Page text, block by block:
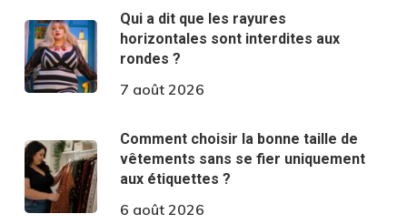
Qui a dit que les rayures
horizontales sont interdites aux
rondes ?
7 août 2026
Comment choisir la bonne taille de
vêtements sans se fier uniquement
aux étiquettes ?
6 août 2026